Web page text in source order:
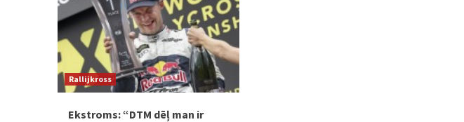
Rallijkross
Ekstroms: “DTM dēļ man ir